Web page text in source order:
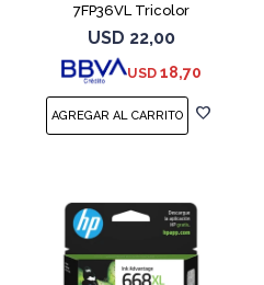
7FP36VL Tricolor
USD 22,00
USD 18,70